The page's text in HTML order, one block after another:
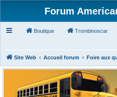
Forum
Boutique Trombinoscar
Site Web Accueil forum Foire aux